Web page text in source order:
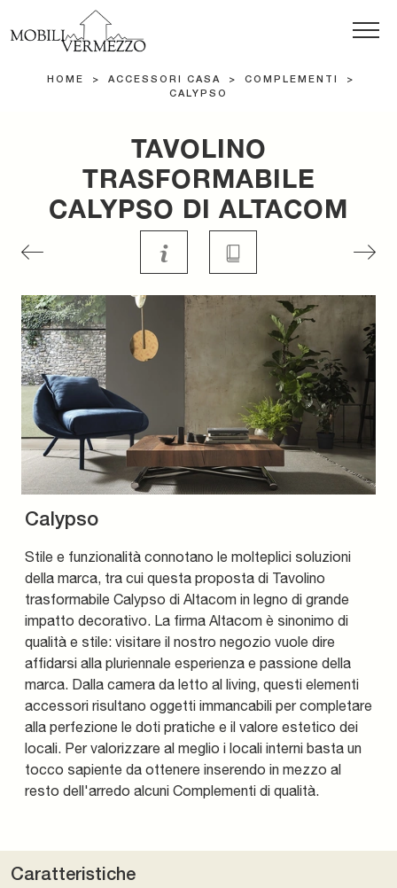
HOME > ACCESSORI CASA > COMPLEMENTI
>
CALYPSO
TAVOLINO
TRASFORMABILE
CALYPSO DI ALTACOM
Calypso
Stile e funzionalità connotano le molteplici soluzioni
della marca, tra cui questa proposta di Tavolino
trasformabile Calypso di Altacom in legno di grande
impatto decorativo. La firma Altacom è sinonimo di
qualità e stile: visitare il nostro negozio vuole dire
affidarsi alla pluriennale esperienza e passione della
marca. Dalla camera da letto al living, questi elementi
accessori risultano oggetti immancabili per completare
alla perfezione le doti pratiche e il valore estetico dei
locali. Per valorizzare al meglio i locali interni basta un
tocco sapiente da ottenere inserendo in mezzo al
resto dell'arredo alcuni Complementi di qualità.
Caratteristiche